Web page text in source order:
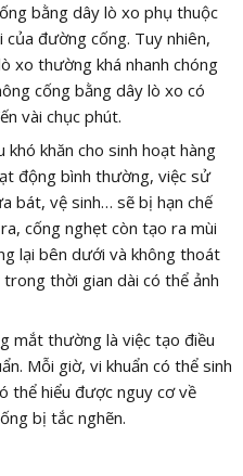
bằng dây lò xo phụ thuộc
đường cống. Tuy nhiên,
xo thường khá nhanh chóng
cống bằng dây lò xo có
vài chục phút.
khó khăn cho sinh hoạt hàng
động bình thường, việc sử
bát, vệ sinh… sẽ bị hạn chế
cống nghẹt còn tạo ra mùi
lại bên dưới và không thoát
thời gian dài có thể ảnh
mắt thường là việc tạo điều
Mỗi giờ, vi khuẩn có thể sinh
thể hiểu được nguy cơ về
bị tắc nghẽn.